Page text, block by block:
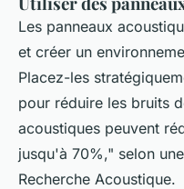
Les panneaux
et créer un
Placez-les
pour réduire les bruits
acoustiques peuvent
jusqu'à 70%," selon
Recherche Acoustique.